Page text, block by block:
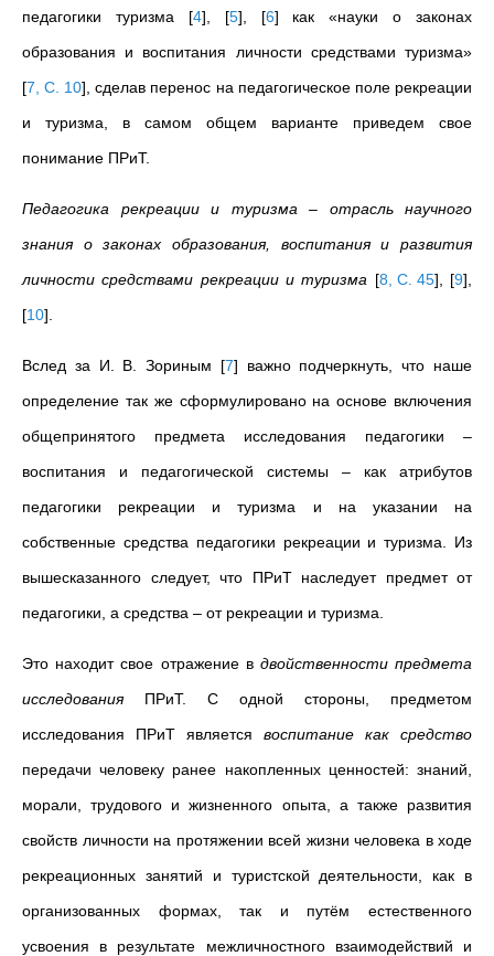
педагогики туризма [4] [5] [6] как «науки о законах
образования и воспитания личности средствами туризма»
[7, С. 10] , сделав перенос на педагогическое поле рекреации
и туризма, в самом общем варианте приведем свое
понимание ПРиТ.
Педагогика рекреации и туризма – отрасль научного
знания о законах образования, воспитания и развития
личности средствами рекреации и туризма [8, C. 45] [9]
[10]
Вслед за И. В. Зориным [7] важно подчеркнуть, что наше
определение так же сформулировано на основе включения
общепринятого предмета исследования педагогики –
воспитания и педагогической системы – как атрибутов
педагогики рекреации и
туризма и на указании на
собственные средства педагогики рекреации и туризма. Из
вышесказанного следует, что ПРиТ наследует предмет от
педагогики, а средства – от рекреации и туризма.
Это находит свое отражение в двойственности предмета
исследования
ПРиТ. С одной стороны, предметом
исследования ПРиТ является воспитание как средство
передачи человеку ранее накопленных ценностей: знаний,
морали, трудового и жизненного опыта, а также развития
свойств личности на протяжении всей жизни человека в ходе
рекреационных занятий и туристской деятельности, как в
организованных формах, так и путём естественного
усвоения в результате межличностного взаимодействий и